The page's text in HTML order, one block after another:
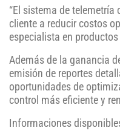
“El sistema de
cliente a reducir costos
especialista en
Además de la ganancia
emisión de reportes
oportunidades de
control más eficiente y
Informaciones